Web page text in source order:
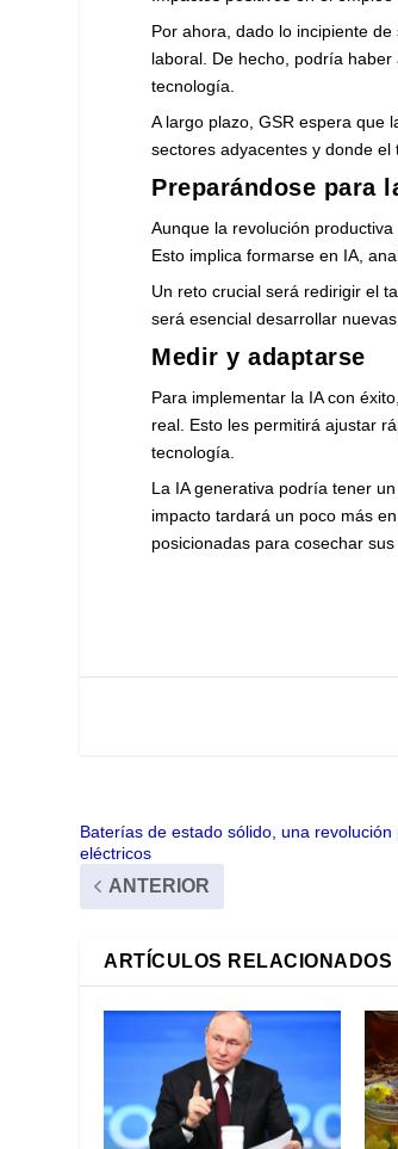
Por ahora, dado lo incipiente
laboral. De hecho, podría
tecnología.
A largo plazo, GSR espera que
sectores adyacentes y donde
Preparándose para
Aunque la revolución
Esto implica formarse en IA,
Un reto crucial será redirigir el
será esencial desarrollar
Medir y adaptarse
Para implementar la IA con
real. Esto les permitirá ajustar
tecnología.
La IA generativa podría tener
impacto tardará un poco más
posicionadas para cosechar sus
Baterías de estado sólido, una revolución
eléctricos
ANTERIOR
ARTÍCULOS RELACIONADOS